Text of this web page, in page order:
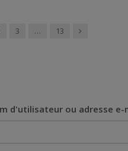
3 … 13 Suivant
d'utilisateur ou adresse e-